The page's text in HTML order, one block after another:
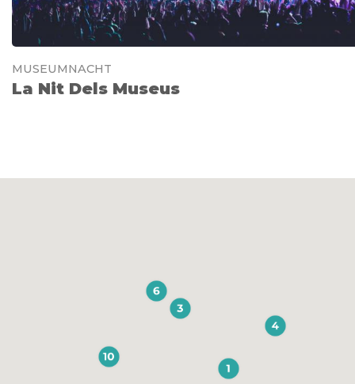
MUSEUMNACHT
La Nit Dels Museus